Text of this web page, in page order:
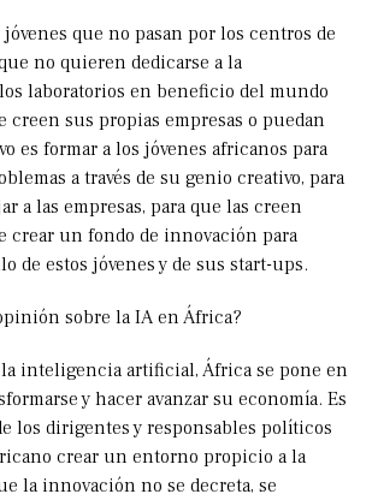
que no pasan por los centros de
no quieren dedicarse a la
laboratorios en beneficio del mundo
creen sus propias empresas o puedan
es formar a los jóvenes africanos para
a través de su genio creativo, para
a las empresas, para que las creen
crear un fondo de innovación para
de estos jóvenes y de sus start-ups.
sobre la IA en África?
inteligencia artificial, África se pone en
y hacer avanzar su economía. Es
los dirigentes y responsables políticos
crear un entorno propicio a la
la innovación no se decreta, se